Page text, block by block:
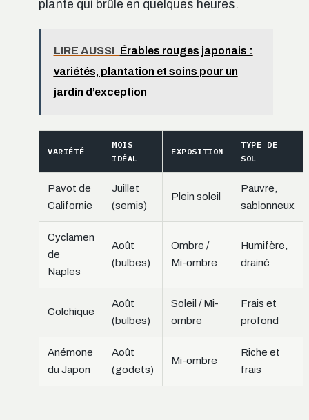
plante qui brûle en quelques heures.
LIRE AUSSI Érables rouges japonais :
variétés, plantation et soins pour un
jardin d’exception
VARIÉTÉ
MOIS
IDÉAL
EXPOSITION
TYPE DE
SOL
Pavot de
Californie
Juillet
(semis)
Plein soleil
Pauvre,
sablonneux
Cyclamen
de
Naples
Août
(bulbes)
Ombre /
Mi-ombre
Humifère,
drainé
Colchique
Août
(bulbes)
Soleil / Mi-
ombre
Frais et
profond
Anémone
du Japon
Août
(godets)
Mi-ombre
Riche et
frais